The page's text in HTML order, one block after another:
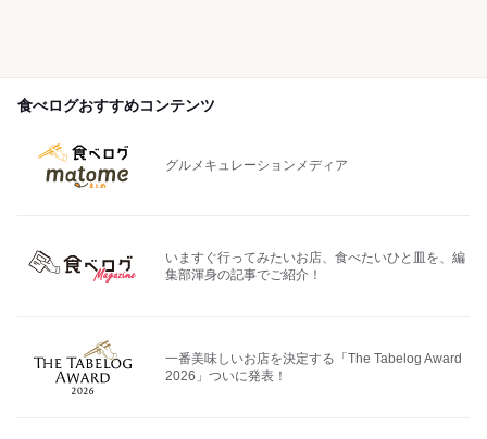
食べログおすすめコンテンツ
グルメキュレーションメディア
いますぐ行ってみたいお店、食べたいひと皿を、編
集部渾身の記事でご紹介！
一番美味しいお店を決定する「The Tabelog Award
2026」ついに発表！